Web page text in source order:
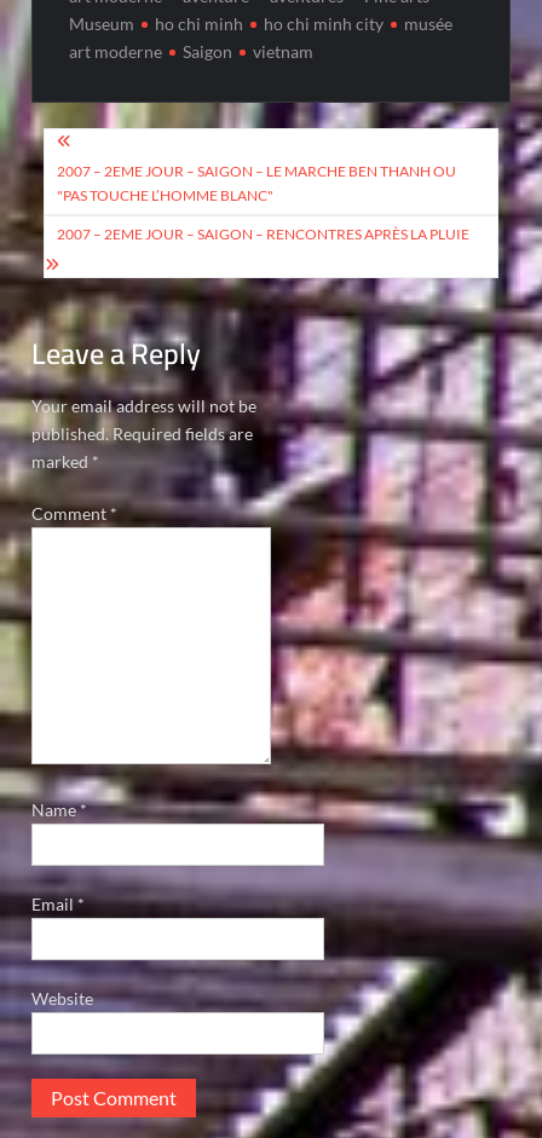
Museum
ho chi minh ho chi minh city
musée
art moderne
Saigon vietnam
Post
navigation
2007 – 2EME JOUR – SAIGON – LE MARCHE BEN THANH OU
"PAS TOUCHE L’HOMME BLANC"
2007 – 2EME JOUR – SAIGON – RENCONTRES APRÈS LA PLUIE
Leave a Reply
Your email address will not be
published. Required fields are
marked *
Comment*
Name*
Email*
Website